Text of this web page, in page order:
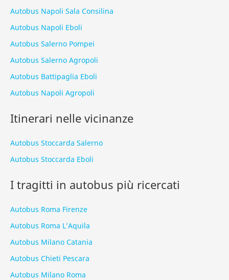
Autobus Napoli Sala Consilina
Autobus Napoli Eboli
Autobus Salerno Pompei
Autobus Salerno Agropoli
Autobus Battipaglia Eboli
Autobus Napoli Agropoli
Itinerari nelle vicinanze
Autobus Stoccarda Salerno
Autobus Stoccarda Eboli
I tragitti in autobus più ricercati
Autobus Roma Firenze
Autobus Roma L’Aquila
Autobus Milano Catania
Autobus Chieti Pescara
Autobus Milano Roma